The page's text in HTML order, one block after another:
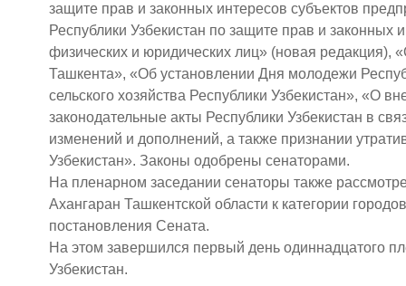
защите прав и законных интересов субъектов
Республики Узбекистан по защите прав и
физических и юридических лиц» (новая
Ташкента», «Об установлении Дня молодежи
сельского хозяйства Республики Узбекистан», «О
законодательные акты Республики Узбекистан в
изменений и дополнений, а также признании
Узбекистан». Законы одобрены сенаторами.
На пленарном заседании сенаторы также
Ахангаран Ташкентской области к категории
постановления Сената.
На этом завершился первый день одиннадцатого
Узбекистан.